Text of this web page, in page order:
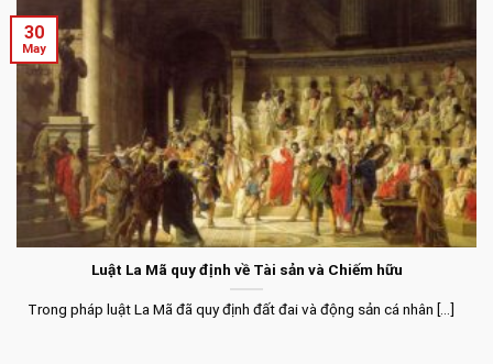
Luật La Mã quy định về Tài sản và Chiếm hữu
Trong pháp luật La Mã đã quy định đất đai và động sản cá nhân [...]
30
May